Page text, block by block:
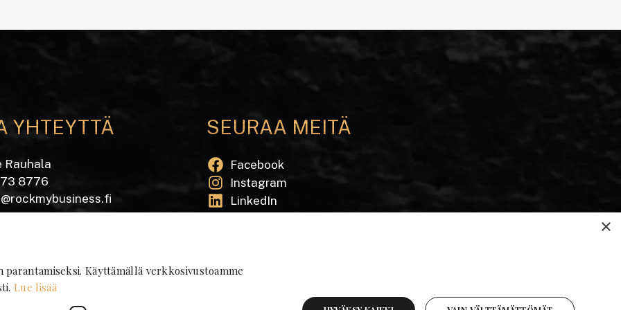
YHTEYTTÄ
Rauhala
8776
SEURAA MEITÄ
Facebook
Instagram
LinkedIn
×
Käyttämällä verkkosivustoamme
Lue lisää